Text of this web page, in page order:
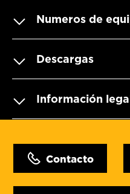
Numeros de
Descargas
Información
Contacto